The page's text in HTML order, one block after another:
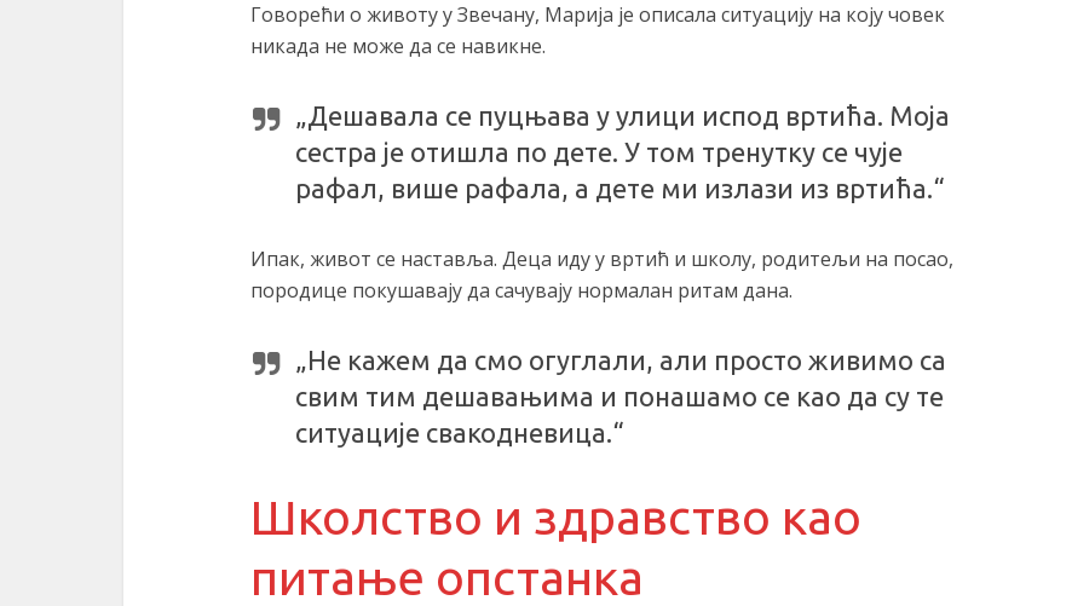
Говорећи о животу у Звечану, Марија је описала ситуацију на коју човек
никада не може да се навикне.
„Дешавала се пуцњава у улици испод вртића. Моја
сестра је отишла по дете. У том тренутку се чује
рафал, више рафала, а дете ми излази из вртића.“
Ипак, живот се наставља. Деца иду у вртић и школу, родитељи на посао,
породице покушавају да сачувају нормалан ритам дана.
„Не кажем да смо огуглали, али просто живимо са
свим тим дешавањима и понашамо се као да су те
ситуације свакодневица.“
Школство и здравство као
питање опстанка